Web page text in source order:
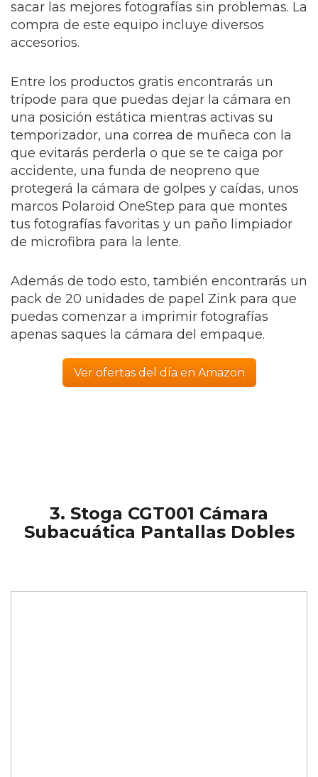
sacar las mejores fotografías sin problemas. La
compra de este equipo incluye diversos
accesorios.
Entre los productos gratis encontrarás un
trípode para que puedas dejar la cámara en
una posición estática mientras activas su
temporizador, una correa de muñeca con la
que evitarás perderla o que se te caiga por
accidente, una funda de neopreno que
protegerá la cámara de golpes y caídas, unos
marcos Polaroid OneStep para que montes
tus fotografías favoritas y un paño limpiador
de microfibra para la lente.
Además de todo esto, también encontrarás un
pack de 20 unidades de papel Zink para que
puedas comenzar a imprimir fotografías
apenas saques la cámara del empaque.
Ver ofertas del día en Amazon
3. Stoga CGT001 Cámara
Subacuática Pantallas Dobles